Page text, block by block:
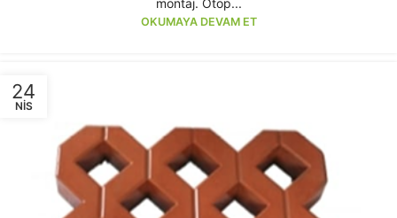
OKUMAYA DEVAM ET
24
NIS